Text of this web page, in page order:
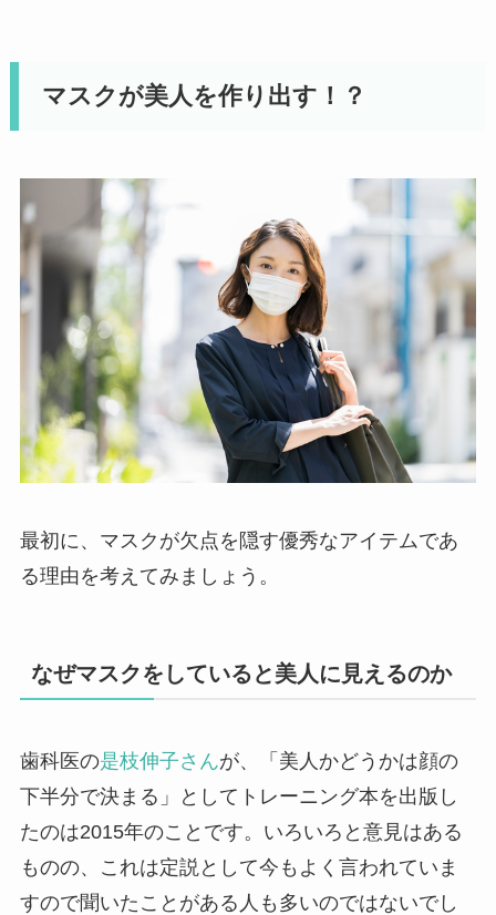
マスクが美人を作り出す！？
最初に、マスクが欠点を隠す優秀なアイテムであ
る理由を考えてみましょう。
なぜマスクをしていると美人に見えるのか
歯科医の是枝伸子さんが、「美人かどうかは顔の
下半分で決まる」としてトレーニング本を出版し
たのは2015年のことです。いろいろと意見はある
ものの、これは定説として今もよく言われていま
すので聞いたことがある人も多いのではないでし